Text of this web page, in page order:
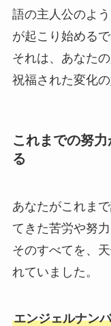
語の主人公のよ
が起こり始めるで
それは、あなた
祝福された変化
これまでの努
る
あなたがこれま
てきた苦労や努力
そのすべてを、
れていました。
エンジェルナン